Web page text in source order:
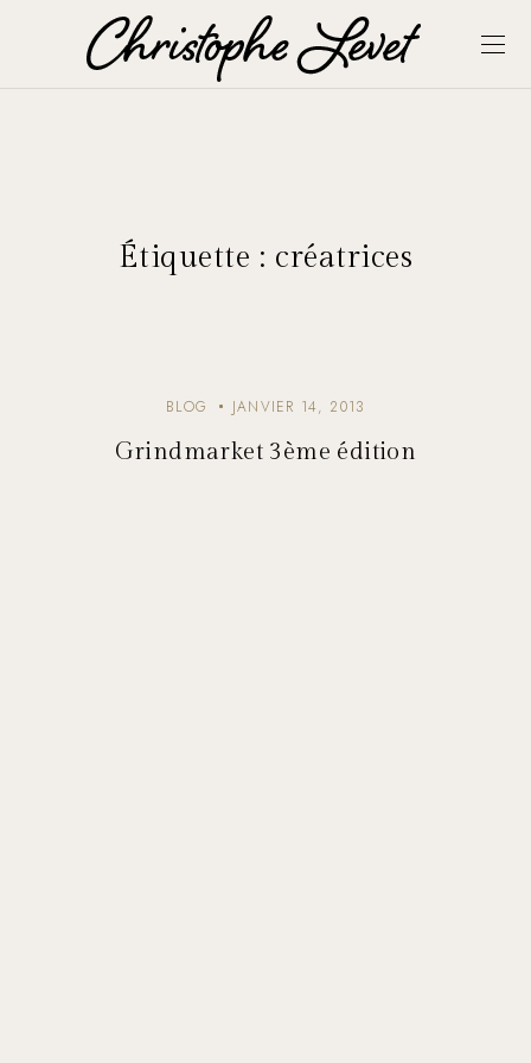
Étiquette : créatrices
BLOG JANVIER 14, 2013
Grindmarket 3ème édition